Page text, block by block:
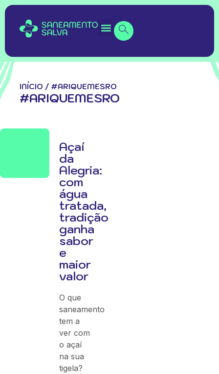
INÍCIO / #ARIQUEMESRO
#ARIQUEMESRO
Açaí
da
Alegria:
com
água
tratada,
tradição
ganha
sabor
e
maior
valor
O que
saneamento
tem a
ver com
o açaí
na sua
tigela?